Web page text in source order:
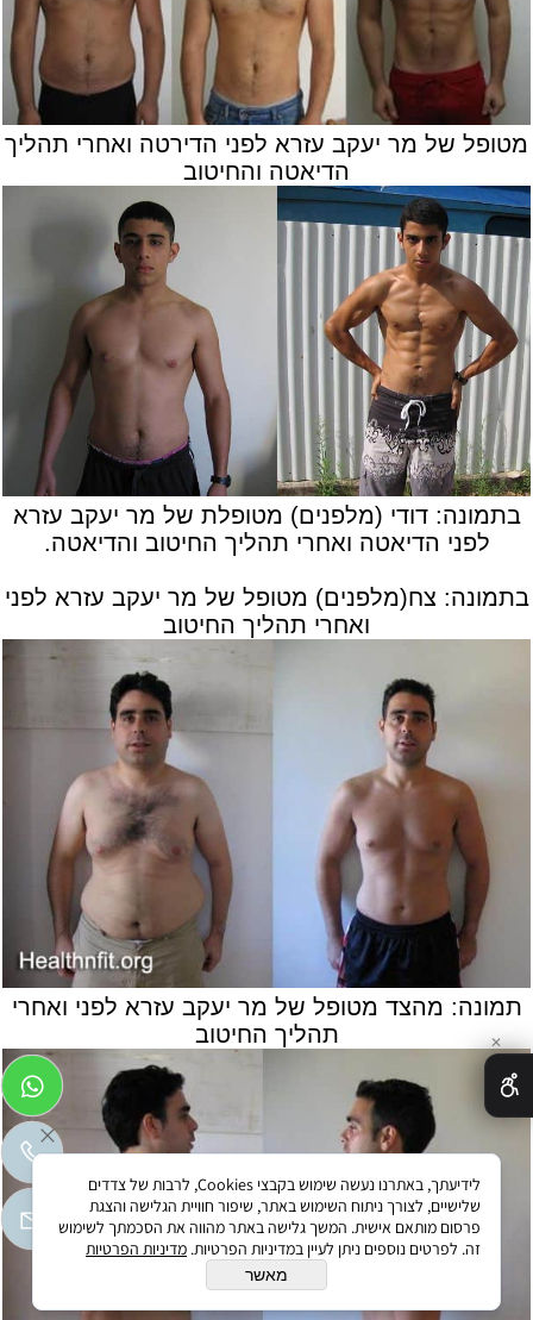
מטופל של מר יעקב עזרא לפני הדירטה ואחרי תהליך
הדיאטה והחיטוב
בתמונה: דודי (מלפנים) מטופלת של מר יעקב עזרא
לפני הדיאטה ואחרי תהליך החיטוב והדיאטה.
בתמונה: צח(מלפנים) מטופל של מר יעקב עזרא לפני
ואחרי תהליך החיטוב
תמונה: מהצד מטופל של מר יעקב עזרא לפני ואחרי
תהליך החיטוב
✕
לידיעתך, באתרנו נעשה שימוש בקבצי Cookies, לרבות של צדדים
שלישיים, לצורך ניתוח השימוש באתר, שיפור חוויית הגלישה והצגת
פרסום מותאם אישית. המשך גלישה באתר מהווה את הסכמתך לשימוש
זה. לפרטים נוספים ניתן לעיין במדיניות הפרטיות. מדיניות הפרטיות
מאשר